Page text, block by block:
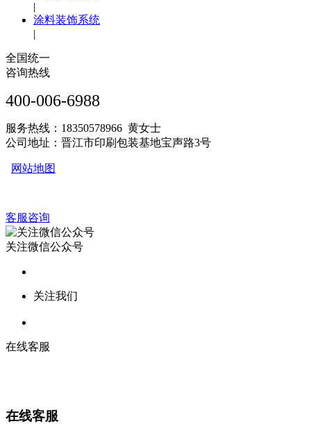
|
涂料装饰系统
|
全国统一
咨询热线
400-006-6988
服务热线：18350578966 黄女士
公司地址：晋江市印刷包装基地宝声路3号
网站地图
客服咨询
关注微信公众号
关注我们
在线客服
在线客服